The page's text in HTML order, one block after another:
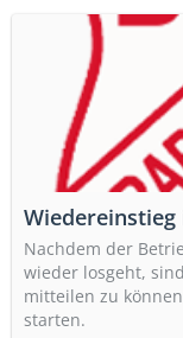
Nachdem der
wieder losgeht,
mitteilen zu
starten.